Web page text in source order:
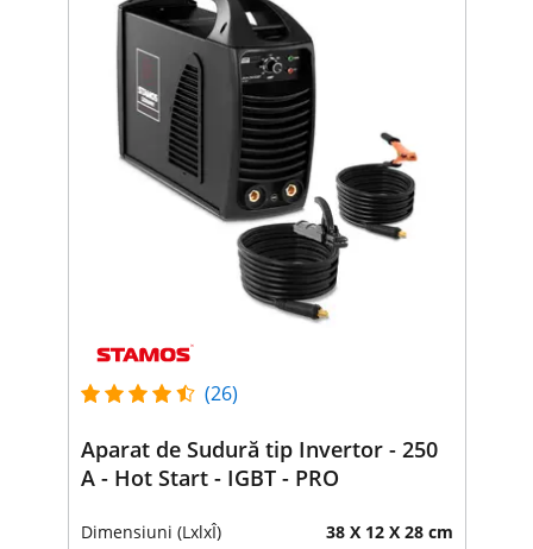
(26)
Aparat de Sudură tip Invertor - 250
A - Hot Start - IGBT - PRO
Dimensiuni (LxlxÎ) 38 X 12 X 28 cm